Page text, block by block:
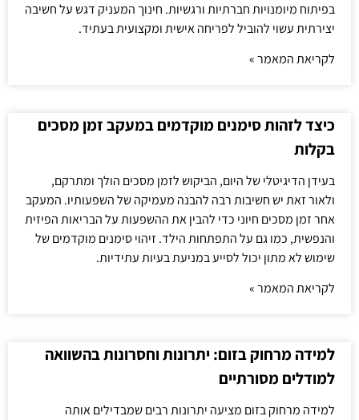
בפיתוח מיומנויות חברתיות ורגשיות. חינוך המעניק דגש על חשיבה
יצירתית עשוי להוביל לפריחה אישית ומקצועית בעתיד.
לקריאת המאמר »
כיצד לזהות סימנים מוקדמים במעקב זמן מסכים
בקלות
בעידן הדיגיטלי של היום, הביקוש לזמן מסכים הולך ומתרקם,
ולאור זאת יש חשיבות רבה להבנה מעמיקה של השפעותיו. המעקב
אחר זמן מסכים חיוני כדי להבין את ההשפעות על הבריאות הפיזית
והנפשית, כמו גם על התפתחות הילד. זיהוי סימנים מוקדמים של
שימוש לא מתון יכול לסייע במניעת בעיות עתידיות.
לקריאת המאמר »
למידה מרחוק בזום: יתרונות וחסרונות בהשוואה
למודלים מסורתיים
למידה מרחוק בזום מציעה יתרונות רבים שמבדילים אותה